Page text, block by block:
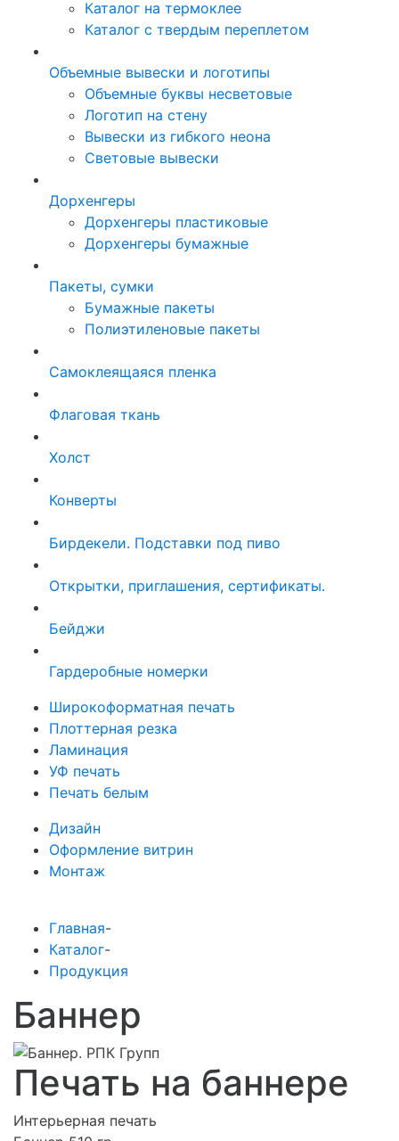
Каталог на термоклее
Каталог с твердым переплетом
Объемные вывески и логотипы
Объемные буквы несветовые
Логотип на стену
Вывески из гибкого неона
Световые вывески
Дорхенгеры
Дорхенгеры пластиковые
Дорхенгеры бумажные
Пакеты, сумки
Бумажные пакеты
Полиэтиленовые пакеты
Самоклеящаяся пленка
Флаговая ткань
Холст
Конверты
Бирдекели. Подставки под пиво
Открытки, приглашения, сертификаты.
Бейджи
Гардеробные номерки
Широкоформатная печать
Плоттерная резка
Ламинация
УФ печать
Печать белым
Дизайн
Оформление витрин
Монтаж
Главная-
Каталог-
Продукция
Баннер
Печать на баннере
Интерьерная печать